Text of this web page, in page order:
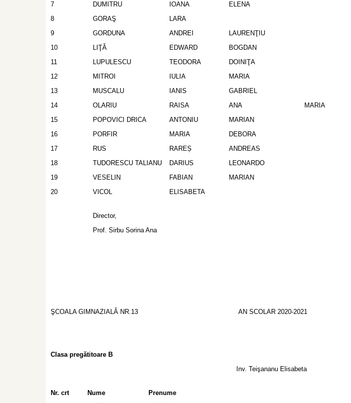
7
DUMITRU IOANA
ELENA
8
GORAŞ
LARA
9
GORDUNA ANDREI
LAURENŢIU
10
LIŢĂ EDWARD
BOGDAN
11
LUPULESCU TEODORA
DOINIŢA
12
MITROI IULIA
MARIA
13
MUSCALU IANIS
GABRIEL
14
OLARIU RAISA ANA
MARIA
15
POPOVICI DRICA ANTONIU
MARIAN
16
PORFIR MARIA
DEBORA
17
RUS RAREȘ
ANDREAS
18
TUDORESCU TALIANU DARIUS
LEONARDO
19
VESELIN FABIAN
MARIAN
20
VICOL ELISABETA
Director,
Prof. Sirbu Sorina Ana
ŞCOALA GIMNAZIALǍ NR.13 AN SCOLAR 2020-2021
Clasa pregătitoare B
Inv. Teişananu Elisabeta
Nr. crt Nume
Prenume